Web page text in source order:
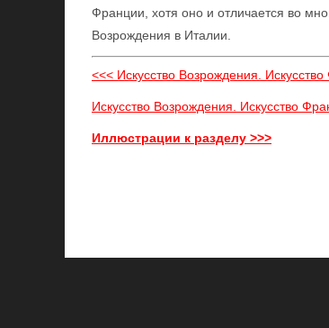
Франции, хотя оно и отличается во
Возрождения в Италии.
<<< Искусство Возрождения.
Искусство Возрождения. Искусство
Иллюстрации к разделу >>>